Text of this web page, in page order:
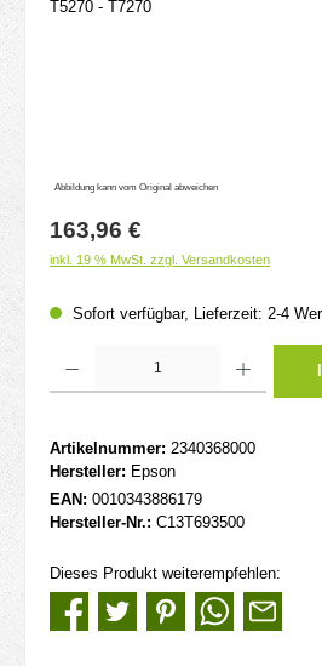
Abbildung kann vom Original abweichen
Regulärer Preis:
163,96 €
inkl. 19 % MwSt. zzgl. Versandkosten
Sofort verfügbar, Lieferzeit: 2-4
Artikelnummer: 2340368000
Hersteller: Epson
EAN: 0010343886179
Hersteller-Nr.: C13T693500
Dieses Produkt weiterempfehlen: